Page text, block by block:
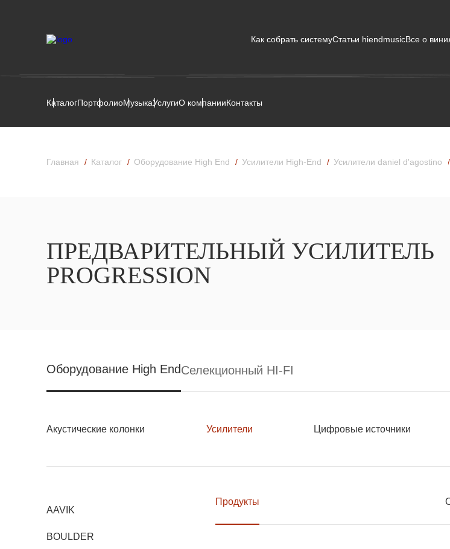
Как собрать системуСтатьи hiendmusicВсе о
КаталогПортфолиоМузыкаУслугиО компанииКонтакты
Главная Каталог Оборудование High End Усилители High-End Усилители daniel d'agostino
ПРЕДВАРИТЕЛЬНЫЙ УСИЛИТЕЛЬ
PROGRESSION
Оборудование High EndСелекционный HI-FI
Акустические колонки Усилители Цифровые источники
AAVIK
BOULDER
Продукты